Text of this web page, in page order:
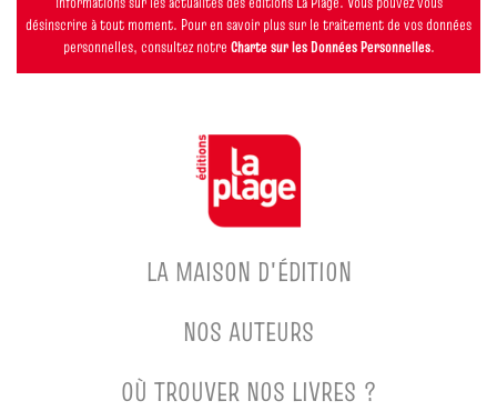
désinscrire à tout moment. Pour en savoir plus sur le traitement de vos données
personnelles, consultez notre Charte sur les Données Personnelles.
LA MAISON D'ÉDITION
NOS AUTEURS
OÙ TROUVER NOS LIVRES ?